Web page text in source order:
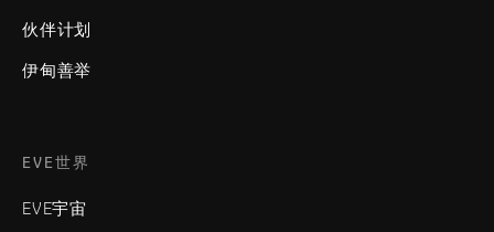
伙伴计划
伊甸善举
EVE世界
EVE宇宙